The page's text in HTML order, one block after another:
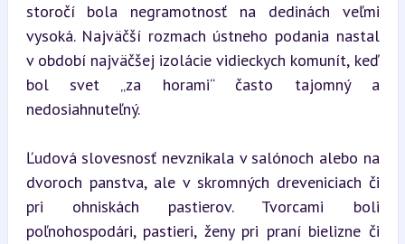
storočí bola negramotnosť na dedinách veľmi
vysoká. Najväčší rozmach ústneho podania nastal
v období najväčšej izolácie vidieckych komunít, keď
bol svet „za horami“ často tajomný a
nedosiahnuteľný.
Ľudová slovesnosť nevznikala v salónoch alebo na
dvoroch panstva, ale v skromných dreveniciach či
pri ohniskách pastierov. Tvorcami boli
poľnohospodári, pastieri, ženy pri praní bielizne či